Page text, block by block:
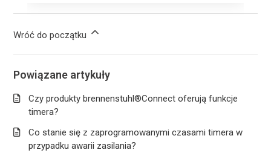
Wróć do początku
Powiązane artykuły
Czy produkty brennenstuhl®Connect oferują funkcje
timera?
Co stanie się z zaprogramowanymi czasami timera w
przypadku awarii zasilania?